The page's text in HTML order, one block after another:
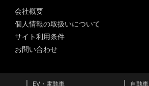
会社概要
個人情報の取扱いについて
サイト利用条件
お問い合わせ
EV・電動車 自動車